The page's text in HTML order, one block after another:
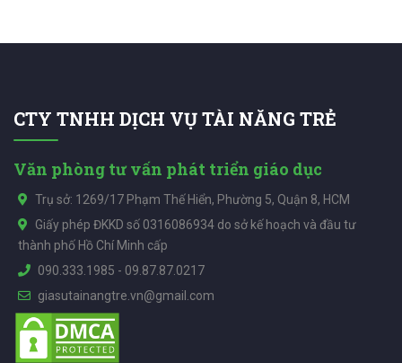
CTY TNHH DỊCH VỤ TÀI NĂNG TRẺ
Văn phòng tư vấn phát triển giáo dục
Trụ sở: 1269/17 Phạm Thế Hiển, Phường 5, Quận 8, HCM
Giấy phép ĐKKD số 0316086934 do sở kế hoạch và đầu tư
thành phố Hồ Chí Minh cấp
090.333.1985 - 09.87.87.0217
giasutainangtre.vn@gmail.com